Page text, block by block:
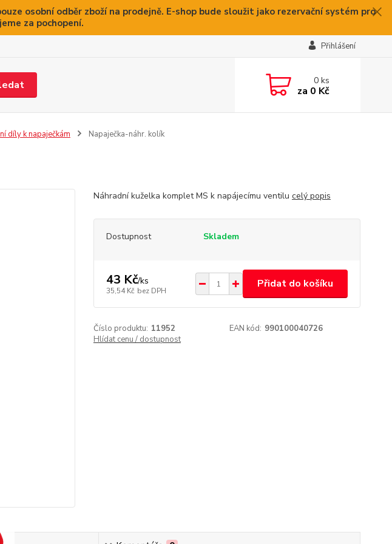
osobní odběr zboží na prodejně. E-shop bude sloužit jako rezervační systém pro
za pochopení.
Přihlášení
0ks
za 0 Kč
díly k napaječkám Napaječka-náhr. kolík
Náhradní kuželka komplet MS k napájecímu ventilu celý popis
Dostupnost Skladem
43 Kč/ks
35,54 Kč bez DPH
Přidat do košíku
Číslo produktu: 11952 EAN kód: 990100040726
Hlídat cenu / dostupnost